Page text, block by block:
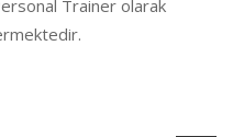
Trainer olarak